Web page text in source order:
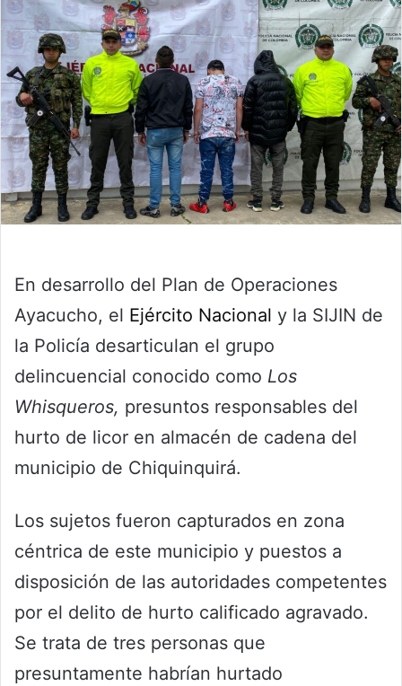
En desarrollo del Plan de Operaciones
Ayacucho, el Ejército Nacional y la SIJIN de
la Policía desarticulan el grupo
delincuencial conocido como Los
Whisqueros, presuntos responsables del
hurto de licor en almacén de cadena del
municipio de Chiquinquirá.
Los sujetos fueron capturados en zona
céntrica de este municipio y puestos a
disposición de las autoridades competentes
por el delito de hurto calificado agravado.
Se trata de tres personas que
presuntamente habrían hurtado